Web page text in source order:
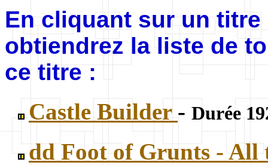
En cliquant sur un
obtiendrez la liste de
ce titre :
Castle Builder- Durée
dd Foot of Grunts - All